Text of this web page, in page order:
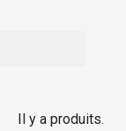
Il y a produits.